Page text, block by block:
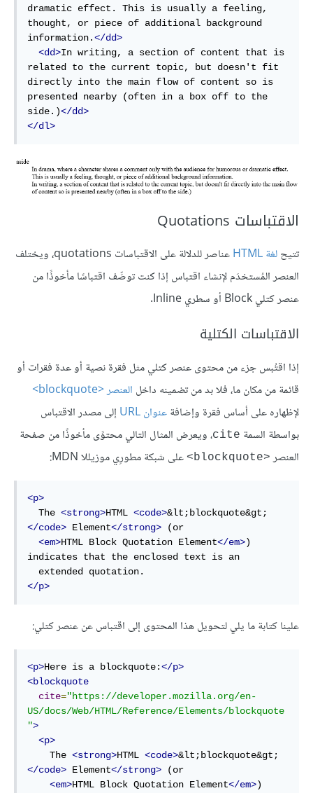
dramatic effect. This is usually a feeling,
thought, or piece of additional background
information.</dd>
<dd>In writing, a section of content that is
related to the current topic, but doesn't fit
directly into the main flow of content so is
presented nearby (often in a box off to the
side.)</dd>
</dl>
الاقتباسات Quotations
تتيحلغة HTML
عناصر للدلالة على الاقتباسات quotations، ويختلف
العنصر المُستخدَم لإنشاء اقتباس إذا كنت توصِّف اقتباسًا مأخوذًا من
عنصر كتلي Block أو سطري Inline.
الاقتباسات الكتلية
إذا اقتُبس جزء من محتوى عنصر كتلي مثل فقرة نصية أو عدة فقرات أو
قائمة من مكان ما، فلا بد من تضمينه داخل العنصر <blockquote>
لإظهاره على أساس فقرة وإضافةعنوان URL
إلى مصدر الاقتباس
بواسطة السمة cite، ويعرض المثال التالي محتوًى مأخوذًا من صفحة
العنصر <blockquote> على شبكة مطورِي موزيللا MDN:
<p>
  The
<strong>HTML <code>&lt;blockquote&gt;
</code> Element</strong> (or
<em>HTML Block Quotation Element</em>)
indicates that the enclosed text is an
</p>
علينا كتابة ما يلي لتحويل هذا المحتوى إلى اقتباس عن عنصر كتلي:
<p>Here is a blockquote:</p>
<blockquote
cite="https://developer.mozilla.org/en-
US/docs/Web/HTML/Reference/Elements/blockquote
">
<p>
    The
<strong>HTML <code>&lt;blockquote&gt;
</code> Element</strong> (or
<em>HTML Block Quotation Element</em>)